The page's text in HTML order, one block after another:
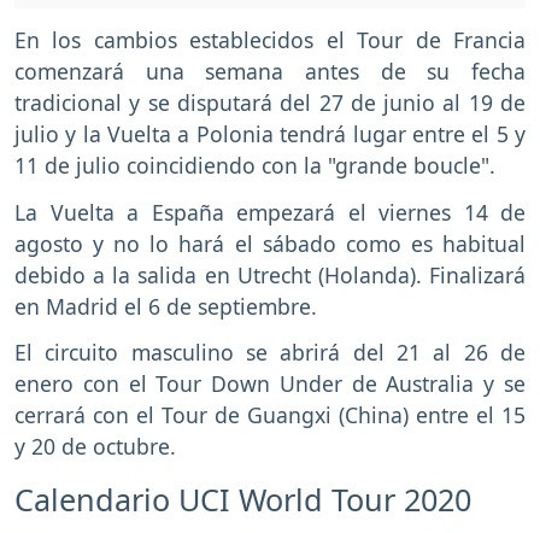
En los cambios establecidos el Tour de Francia
comenzará una semana antes de su fecha
tradicional y se disputará del 27 de junio al 19 de
julio y la Vuelta a Polonia tendrá lugar entre el 5 y
11 de julio coincidiendo con la "grande boucle".
La Vuelta a España empezará el viernes 14 de
agosto y no lo hará el sábado como es habitual
debido a la salida en Utrecht (Holanda). Finalizará
en Madrid el 6 de septiembre.
El circuito masculino se abrirá del 21 al 26 de
enero con el Tour Down Under de Australia y se
cerrará con el Tour de Guangxi (China) entre el 15
y 20 de octubre.
Calendario UCI World Tour 2020